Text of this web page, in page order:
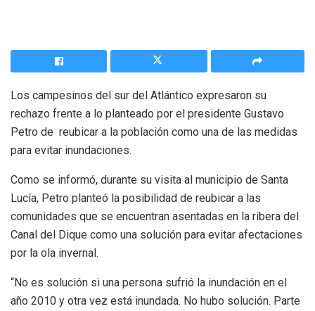
Los campesinos del sur del Atlántico expresaron su
rechazo frente a lo planteado por el presidente Gustavo
Petro de reubicar a la población como una de las medidas
para evitar inundaciones.
Como se informó, durante su visita al municipio de Santa
Lucía, Petro planteó la posibilidad de reubicar a las
comunidades que se encuentran asentadas en la ribera del
Canal del Dique como una solución para evitar afectaciones
por la ola invernal.
“No es solución si una persona sufrió la inundación en el
año 2010 y otra vez está inundada. No hubo solución. Parte